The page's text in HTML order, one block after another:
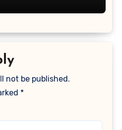
not be published.
*